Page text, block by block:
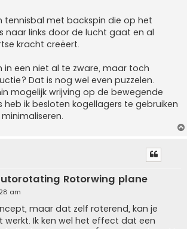
tennisbal met backspin die op het
naar links door de lucht gaat en al
kracht creëert.
in een niet al te zware, maar toch
Dat is nog wel even puzzelen.
mogelijk wrijving op de bewegende
ik besloten kogellagers te gebruiken
Rotorwing plane
am
maar dat zelf roterend, kan je
Ik ken wel het effect dat een